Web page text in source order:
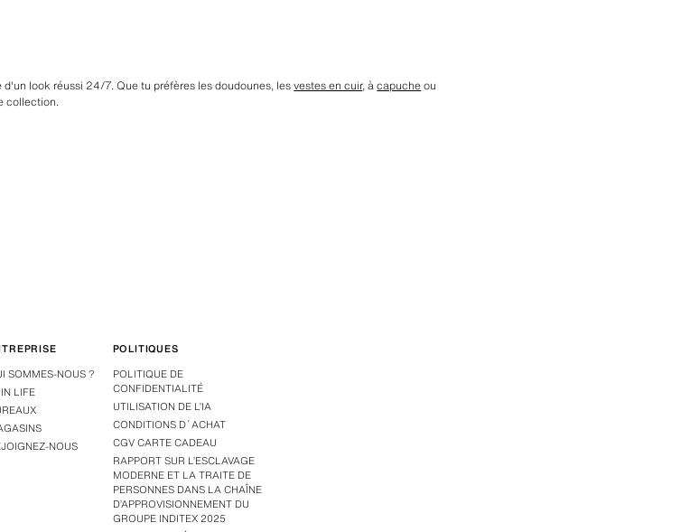
d'un look réussi 24/7. Que tu préfères les doudounes, lesvestes en cuir, àcapucheou
collection.
SOMMES-NOUS ?
LIFE
NOUS
POLITIQUES
POLITIQUE DE
CONFIDENTIALITÉ
UTILISATION DE L’IA
CONDITIONS D´ACHAT
CGV CARTE CADEAU
RAPPORT SUR L’ESCLAVAGE
MODERNE ET LA TRAITE DE
PERSONNES DANS LA CHAÎNE
D’APPROVISIONNEMENT DU
GROUPE INDITEX 2025